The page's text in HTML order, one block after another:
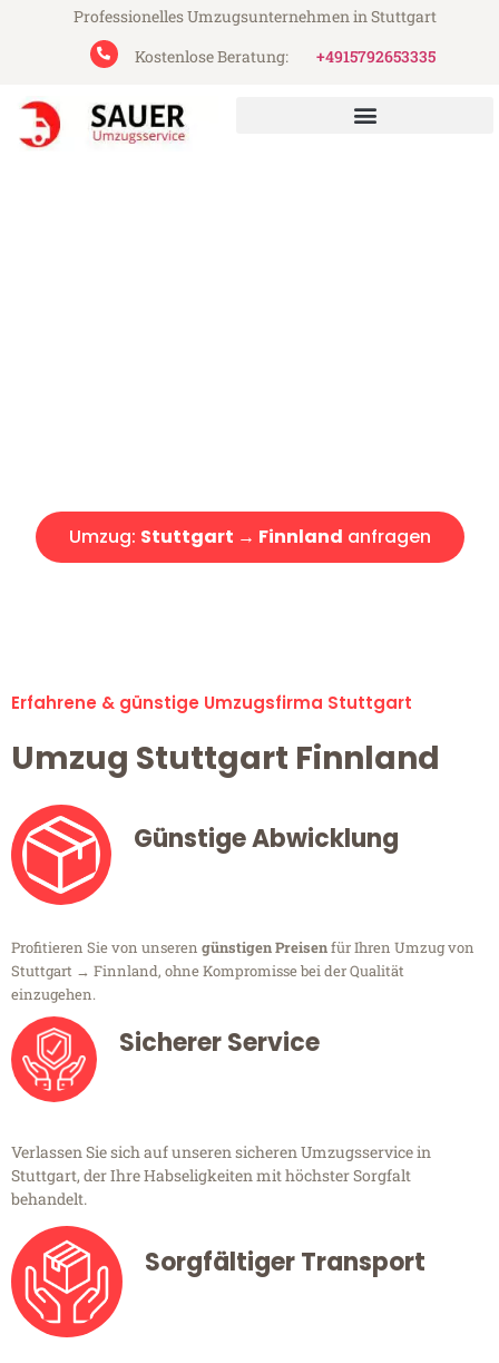
Professionelles Umzugsunternehmen in Stuttgart
Kostenlose Beratung:
+4915792653335
Umzug: Stuttgart → Finnland anfragen
Erfahrene & günstige Umzugsfirma Stuttgart
Umzug Stuttgart Finnland
Günstige Abwicklung
Profitieren Sie von unseren günstigen Preisenfür Ihren Umzug von
Stuttgart → Finnland, ohne Kompromisse bei der Qualität
einzugehen.
Sicherer Service
Verlassen Sie sich auf unseren sicheren Umzugsservice in
Stuttgart, der Ihre Habseligkeiten mit höchster Sorgfalt
behandelt.
Sorgfältiger Transport